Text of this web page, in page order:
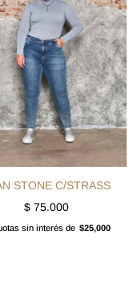
STONE C/STRASS
$75.000
sin interés de $25,000